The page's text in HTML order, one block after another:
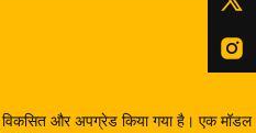
विकसित और अपग्रेड किया गया है। एक